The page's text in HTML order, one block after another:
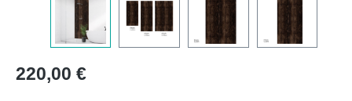
Regulärer Preis:
220,00 €